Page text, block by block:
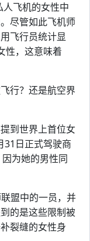
飞机的女性中
尽管如此飞机师
飞行员统计显
性，这意味着
行？还是航空界
到世界上首位女
31日正式驾驶商
为她的男性同
盟中的一员，并
的是这些限制被
裂缝的女性身